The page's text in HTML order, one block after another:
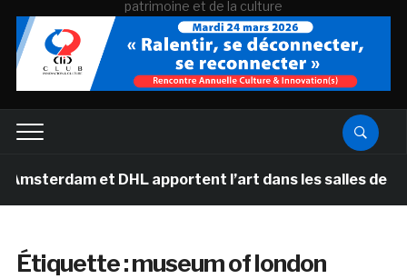
patrimoine et de la culture
et DHL apportent l’art dans les salles de classe
Étiquette :museum of london